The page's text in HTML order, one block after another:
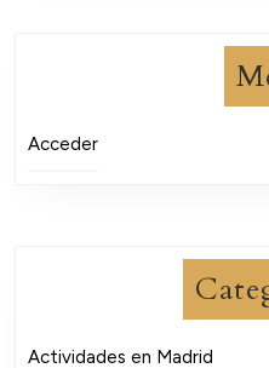
Acceder
Actividades en Madrid